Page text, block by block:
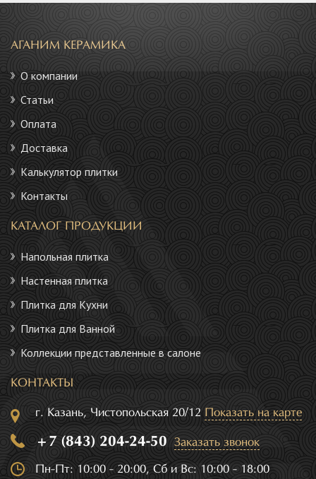
АГАНИМ КЕРАМИКА
О компании
Статьи
Оплата
Доставка
Калькулятор плитки
Контакты
КАТАЛОГ ПРОДУКЦИИ
Напольная плитка
Настенная плитка
Плитка для Кухни
Плитка для Ванной
Коллекции представленные в салоне
КОНТАКТЫ
г. Казань, Чистопольская 20/12 Показать на карте
+7 (843) 204-24-50 Заказать звонок
Пн-Пт: 10:00 - 20:00, Сб и Вс: 10:00 - 18:00